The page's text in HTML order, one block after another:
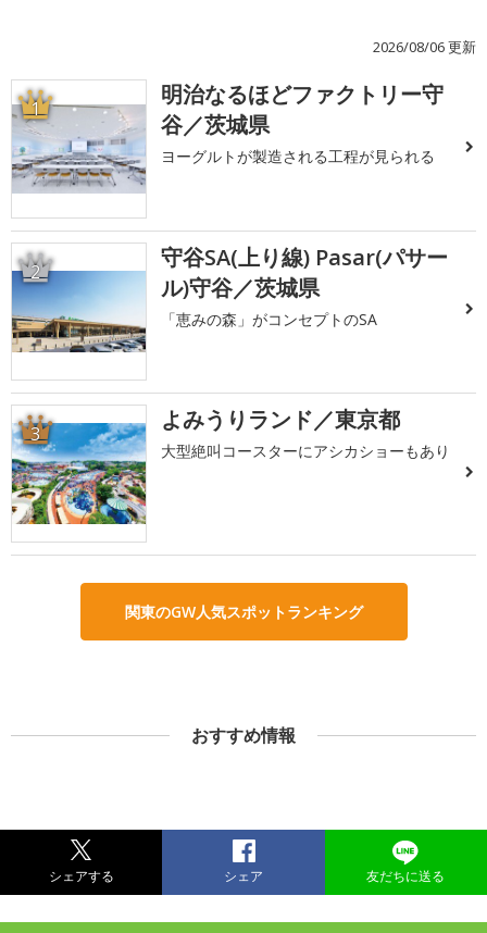
2026/08/06 更新
1
明治なるほどファクトリー守
谷／茨城県
ヨーグルトが製造される工程が見られる
2
守谷SA(上り線) Pasar(パサー
ル)守谷／茨城県
「恵みの森」がコンセプトのSA
3 よみうりランド／東京都
大型絶叫コースターにアシカショーもあり
関東のGW人気スポットランキング
おすすめ情報
シェアする シェア 友だちに送る